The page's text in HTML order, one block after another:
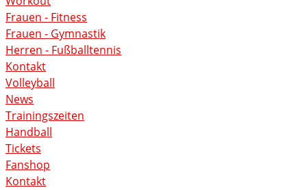
Frauen - Fitness
Frauen - Gymnastik
Herren - Fußballtennis
Kontakt
Volleyball
News
Trainingszeiten
Handball
Tickets
Fanshop
Kontakt